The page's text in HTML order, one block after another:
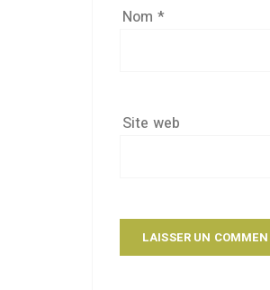
Nom *
Site web